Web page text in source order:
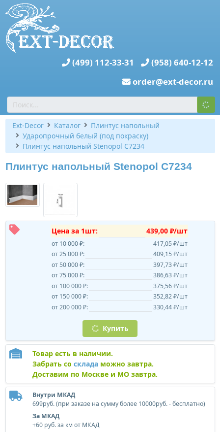
(499) 112-33-31
(958) 640-12-12
order@ext-decor.ru
Ext-Decor Каталог
Плинтус напольный
Ударопрочный белый (под покраску)
Плинтус напольный Stenopol C7234
Плинтус напольный Stenopol C7234
Цена за 1шт: 439,00 ₽/шт
от 10 000 ₽:
417,05 ₽/шт
от 25 000 ₽:
409,15 ₽/шт
от 50 000 ₽:
397,73 ₽/шт
от 75 000 ₽:
386,63 ₽/шт
от 100 000 ₽:
375,56 ₽/шт
от 150 000 ₽:
352,82 ₽/шт
от 200 000 ₽:
330,44 ₽/шт
Купить
Товар есть в наличии.
Забрать со складаможно завтра.
Доставим по Москве и МО завтра.
Внутри МКАД
699руб. (при заказе на сумму более 10000руб. - бесплатно)
За МКАД
+60 руб. за км от МКАД